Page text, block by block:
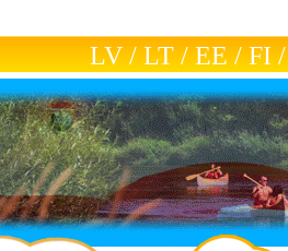
LV / LT / EE / FI /